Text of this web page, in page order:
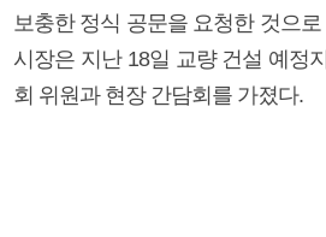
보충한 정식 공문을 요청한 것으
시장은 지난 18일 교량 건설 예정
회 위원과 현장 간담회를 가졌다.